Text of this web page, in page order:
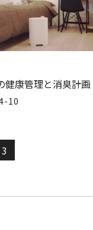
健康管理と消臭計画
10
3